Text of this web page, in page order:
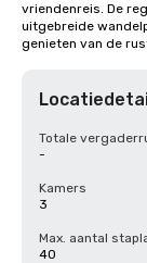
vriendenreis. De
uitgebreide
genieten van de
Totale
-
Kamers
3
Max. aantal
40